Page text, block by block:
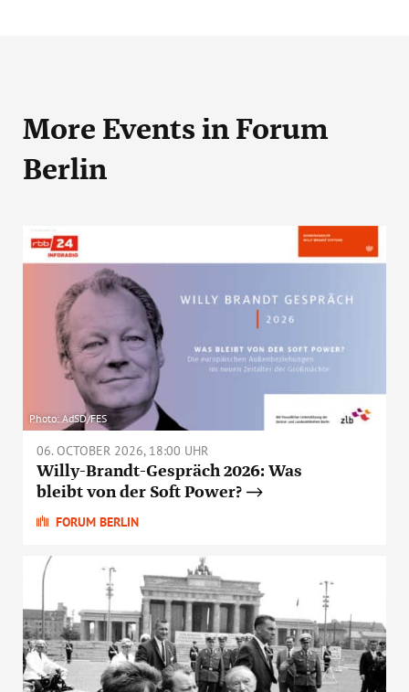
More Events in Forum
Berlin
Photo: AdSD/FES
06. OCTOBER 2026, 18:00 UHR
Willy-Brandt-Gespräch 2026: Was
bleibt von der Soft Power?
FORUM BERLIN